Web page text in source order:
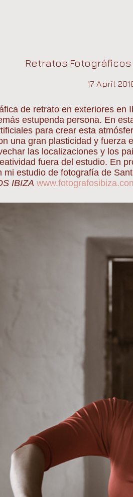
Retratos
17 April
de retrato en exteriores en
estupenda persona. En
para crear esta
una gran plasticidad y fuerza
las localizaciones y los
fuera del estudio. En
mi estudio de fotografía de
IBIZA